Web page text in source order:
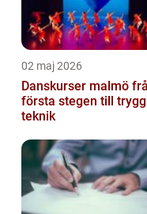
02 maj 2026
Danskurser malmö från
första stegen till trygg
teknik